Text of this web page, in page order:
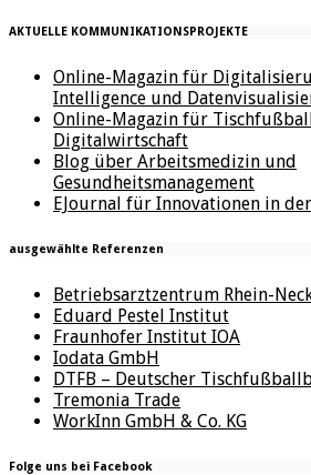
AKTUELLE KOMMUNIKATIONSPROJEKTE
Online-Magazin für
Intelligence und
Online-Magazin für
Digitalwirtschaft
Blog über Arbeitsmedizin und
Gesundheitsmanagement
EJournal für Innovationen in
ausgewählte Referenzen
Betriebsarztzentrum Rhein-
Eduard Pestel Institut
Fraunhofer Institut IOA
Iodata GmbH
DTFB – Deutscher
Tremonia Trade
WorkInn GmbH & Co. KG
Folge uns bei Facebook